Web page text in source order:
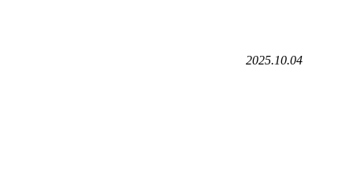
2025.10.04